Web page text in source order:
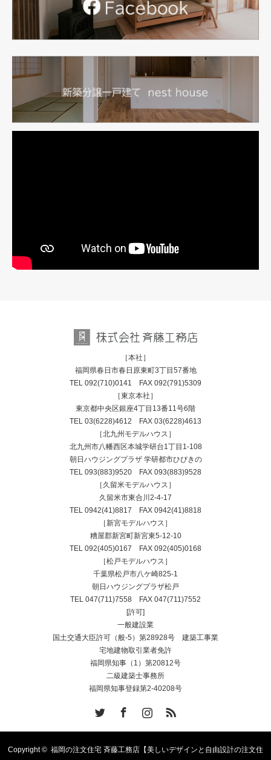
［本社］
福岡県春日市春日原東町3丁目57番地
TEL 092(710)0141 FAX 092(791)5309
［東京本社］
東京都中央区銀座4丁目13番11号6階
TEL 03(6228)4612 FAX 03(6228)4613
［北九州モデルハウス］
北九州市八幡西区本城学研台1丁目1-108
朝日ハウジングプラザ 学研都市ひびきの
TEL 093(883)9520 FAX 093(883)9528
［久留米モデルハウス］
久留米市東合川2-4-17
TEL 0942(41)8817 FAX 0942(41)8818
［新宮モデルハウス］
糟屋郡新宮町新宮東5-12-10
TEL 092(405)0167 FAX 092(405)0168
［松戸モデルハウス］
千葉県松戸市八ケ崎825-1
朝日ハウジングプラザ松戸
TEL 047(711)7558 FAX 047(711)7552
[許可]
一般建設業
国土交通大臣許可（般-5）第28928号 建築工事業
宅地建物取引業者免許
福岡県知事（1）第20812号
二級建築士事務所
福岡県知事登録第2-40208号
Copyright © 福岡の注文住宅 斉藤工務店【美しいデザインと自由設計の注文住